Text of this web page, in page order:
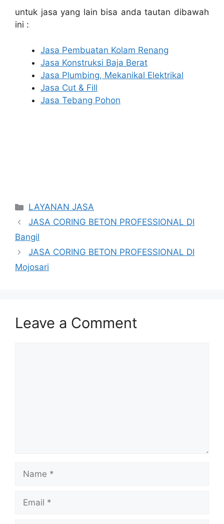
untuk jasa yang lain bisa anda tautan dibawah
ini :
Jasa Pembuatan Kolam Renang
Jasa Konstruksi Baja Berat
Jasa Plumbing, Mekanikal Elektrikal
Jasa Cut & Fill
Jasa Tebang Pohon
Categories
LAYANAN JASA
JASA CORING BETON PROFESSIONAL DI
Bangil
JASA CORING BETON PROFESSIONAL DI
Mojosari
Leave a Comment
Name
Email